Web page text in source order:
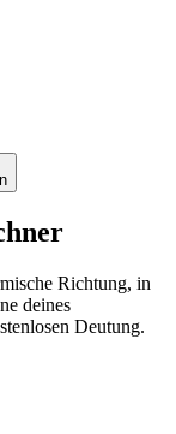
Richtung, in
deines
Deutung.